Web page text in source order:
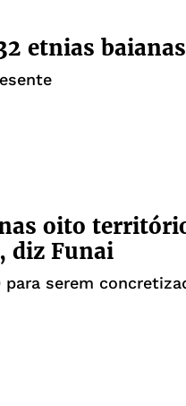
Livre” tem 32 etnias baianas
oito
diz Funai
serem